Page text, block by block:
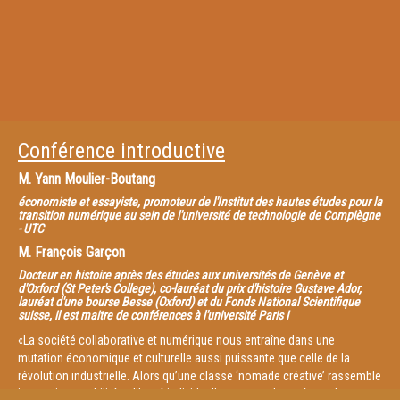
Conférence introductive
M. Yann Moulier-Boutang
économiste et essayiste, promoteur de l'Institut des hautes études pour la
transition numérique au sein de l'université de technologie de Compiègne
- UTC
M. François Garçon
Docteur en histoire après des études aux universités de Genève et
d'Oxford (St Peter's College), co-lauréat du prix d'histoire Gustave Ador,
lauréat d'une bourse Besse (Oxford) et du Fonds National Scientifique
suisse, il est maitre de conférences à l'université Paris I
«La société collaborative et numérique nous entraîne dans une
mutation économique et culturelle aussi puissante que celle de la
révolution industrielle. Alors qu’une classe ‘nomade créative’ rassemble
innovation, mobilité et liberté individuelle au cœur des métropoles